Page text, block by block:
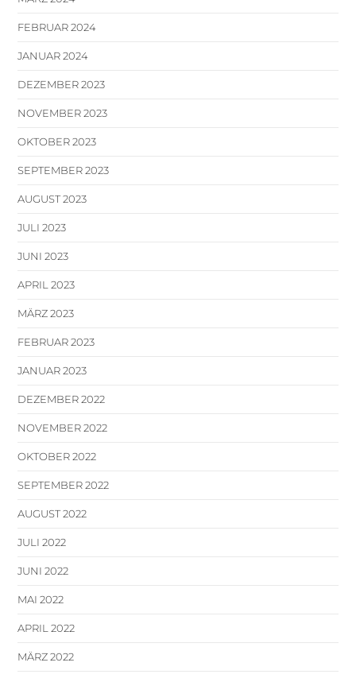
FEBRUAR 2024
JANUAR 2024
DEZEMBER 2023
NOVEMBER 2023
OKTOBER 2023
SEPTEMBER 2023
AUGUST 2023
JULI 2023
JUNI 2023
APRIL 2023
MÄRZ 2023
FEBRUAR 2023
JANUAR 2023
DEZEMBER 2022
NOVEMBER 2022
OKTOBER 2022
SEPTEMBER 2022
AUGUST 2022
JULI 2022
JUNI 2022
MAI 2022
APRIL 2022
MÄRZ 2022